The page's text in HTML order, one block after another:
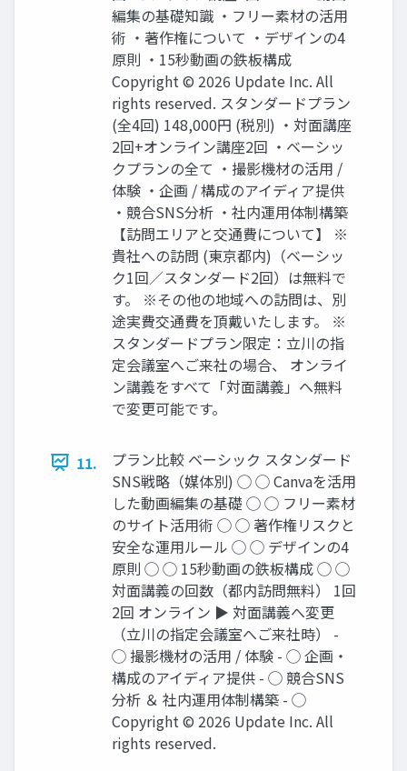
編集の基礎知識 ・フリー素材の活用
術 ・著作権について ・デザインの4
原則 ・15秒動画の鉄板構成
Copyright © 2026 Update Inc. All
rights reserved. スタンダードプラン
(全4回) 148,000円 (税別) ・対面講座
2回+オンライン講座2回 ・ベーシッ
クプランの全て ・撮影機材の活用 /
体験 ・企画 / 構成のアイディア提供
・競合SNS分析 ・社内運用体制構築
【訪問エリアと交通費について】 ※
貴社への訪問 (東京都内)（ベーシッ
ク1回／スタンダード2回）は無料で
す。 ※その他の地域への訪問は、別
途実費交通費を頂戴いたします。 ※
スタンダードプラン限定：立川の指
定会議室へご来社の場合、 オンライ
ン講義をすべて「対面講義」へ無料
で変更可能です。
11.
プラン比較 ベーシック スタンダード
SNS戦略（媒体別) ◯ ◯ Canvaを活用
した動画編集の基礎 ◯ ◯ フリー素材
のサイト活用術 ◯ ◯ 著作権リスクと
安全な運用ルール ◯ ◯ デザインの4
原則 ◯ ◯ 15秒動画の鉄板構成 ◯ ◯
対面講義の回数（都内訪問無料） 1回
2回 オンライン ▶ 対面講義へ変更
（立川の指定会議室へご来社時） -
◯ 撮影機材の活用 / 体験 - ◯ 企画・
構成のアイディア提供 - ◯ 競合SNS
分析 ＆ 社内運用体制構築 - ◯
Copyright © 2026 Update Inc. All
rights reserved.